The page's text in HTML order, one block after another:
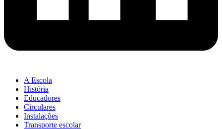
A Escola
História
Educadores
Circulares
Instalações
Transporte escolar